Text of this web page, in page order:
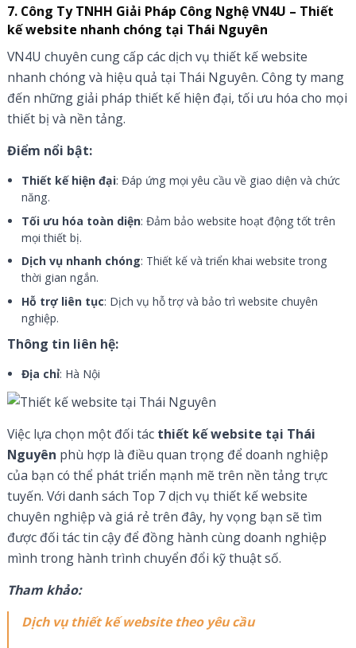
7. Công Ty TNHH Giải Pháp Công Nghệ VN4U – Thiết
kế website nhanh chóng tại Thái Nguyên
VN4U chuyên cung cấp các dịch vụ thiết kế website
nhanh chóng và hiệu quả tại Thái Nguyên. Công ty mang
đến những giải pháp thiết kế hiện đại, tối ưu hóa cho mọi
thiết bị và nền tảng.
Điểm nổi bật:
Thiết kế hiện đại: Đáp ứng mọi yêu cầu về giao diện và chức
năng.
Tối ưu hóa toàn diện: Đảm bảo website hoạt động tốt trên
mọi thiết bị.
Dịch vụ nhanh chóng: Thiết kế và triển khai website trong
thời gian ngắn.
Hỗ trợ liên tục: Dịch vụ hỗ trợ và bảo trì website chuyên
nghiệp.
Thông tin liên hệ:
Địa chỉ: Hà Nội
Việc lựa chọn một đối tác thiết kế website tại Thái
Nguyên phù hợp là điều quan trọng để doanh nghiệp
của bạn có thể phát triển mạnh mẽ trên nền tảng trực
tuyến. Với danh sách Top 7 dịch vụ thiết kế website
chuyên nghiệp và giá rẻ trên đây, hy vọng bạn sẽ tìm
được đối tác tin cậy để đồng hành cùng doanh nghiệp
mình trong hành trình chuyển đổi kỹ thuật số.
Tham khảo:
Dịch vụ thiết kế website theo yêu cầu